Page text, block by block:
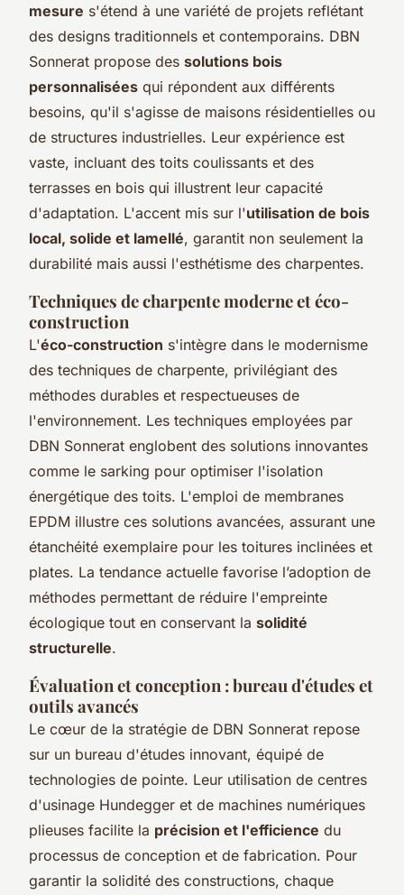
mesure s'étend à une variété de projets reflétant
des designs traditionnels et contemporains. DBN
Sonnerat propose des solutions bois
personnalisées qui répondent aux différents
besoins, qu'il s'agisse de maisons résidentielles ou
de structures industrielles. Leur expérience est
vaste, incluant des toits coulissants et des
terrasses en bois qui illustrent leur capacité
d'adaptation. L'accent mis sur l'utilisation de bois
local, solide et lamellé, garantit non seulement la
durabilité mais aussi l'esthétisme des charpentes.
Techniques de charpente moderne et éco-
construction
L'éco-construction s'intègre dans le modernisme
des techniques de charpente, privilégiant des
méthodes durables et respectueuses de
l'environnement. Les techniques employées par
DBN Sonnerat englobent des solutions innovantes
comme le sarking pour optimiser l'isolation
énergétique des toits. L'emploi de membranes
EPDM illustre ces solutions avancées, assurant une
étanchéité exemplaire pour les toitures inclinées et
plates. La tendance actuelle favorise l’adoption de
méthodes permettant de réduire l'empreinte
écologique tout en conservant la solidité
structurelle.
Évaluation et conception : bureau d'études et
outils avancés
Le cœur de la stratégie de DBN Sonnerat repose
sur un bureau d'études innovant, équipé de
technologies de pointe. Leur utilisation de centres
d'usinage Hundegger et de machines numériques
plieuses facilite la précision et l'efficience du
processus de conception et de fabrication. Pour
garantir la solidité des constructions, chaque